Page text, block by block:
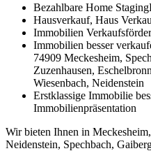
Bezahlbare Home
Hausverkauf, Haus
Immobilien
Immobilien besser
74909 Meckesheim,
Zuzenhausen,
Wiesenbach, Neidenstein
Erstklassige Immobilie
Immobilienpräsentation
Wir bieten Ihnen in
Neidenstein, Spechbach,